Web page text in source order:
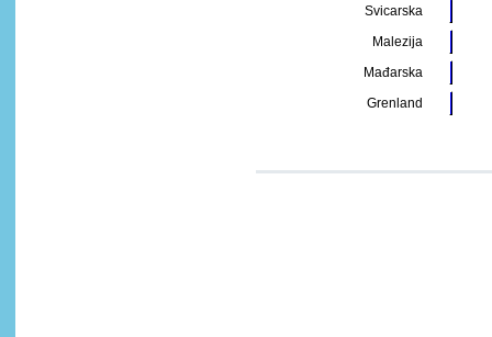
Svicarska
Malezija
Mađarska
Grenland